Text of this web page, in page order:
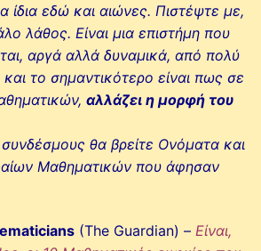
ίδια εδώ και αιώνες. Πιστέψτε με,
λάθος. Είναι μια επιστήμη που
αργά αλλά δυναμικά, από πολύ
το σημαντικότερο είναι πως σε
αλλάζει η μορφή του
θα βρείτε Ονόματα και
Μαθηματικών που άφησαν
(The Guardian) – Είναι,